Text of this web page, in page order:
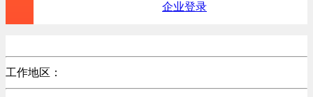
企业登录
工作地区：